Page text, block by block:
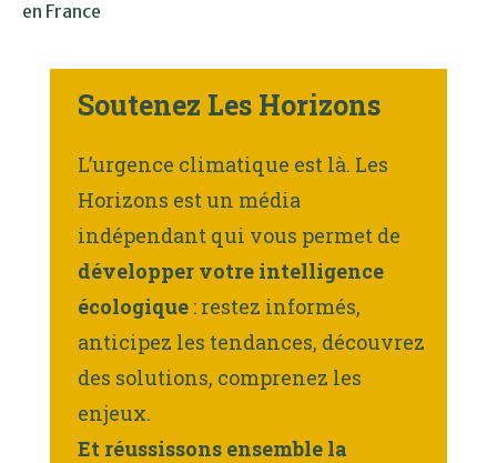
en France
Soutenez Les Horizons
L’urgence climatique est là. Les
Horizons est un média
indépendant qui vous permet de
développer votre intelligence
écologique : restez informés,
anticipez les tendances, découvrez
des solutions, comprenez les
enjeux.
Et réussissons ensemble la